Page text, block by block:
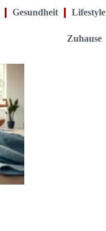
Gesundheit Lifestyle
Zuhause